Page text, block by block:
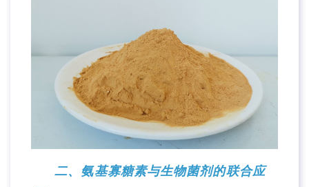
二、氨基寡糖素与生物菌剂的联合应